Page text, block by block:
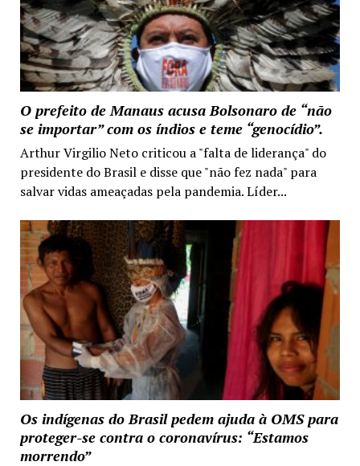
O prefeito de Manaus acusa Bolsonaro de “não
se importar” com os índios e teme “genocídio”.
Arthur Virgilio Neto criticou a "falta de liderança" do
presidente do Brasil e disse que "não fez nada" para
salvar vidas ameaçadas pela pandemia. Líder...
Os indígenas do Brasil pedem ajuda à OMS para
proteger-se contra o coronavírus: “Estamos
morrendo”